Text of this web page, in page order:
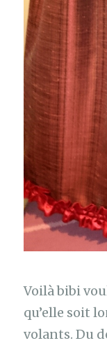
Voilà bibi
qu’elle soit
volants. Du